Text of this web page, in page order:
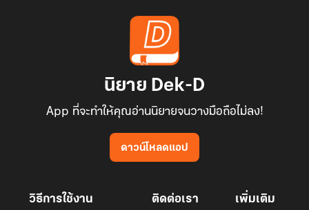
นิยาย Dek-D
App ที่จะทำให้คุณอ่านนิยายจนวางมือถือไม่ลง!
ดาวน์โหลดแอป
วิธีการใช้งาน ติดต่อเรา เพิ่มเติม